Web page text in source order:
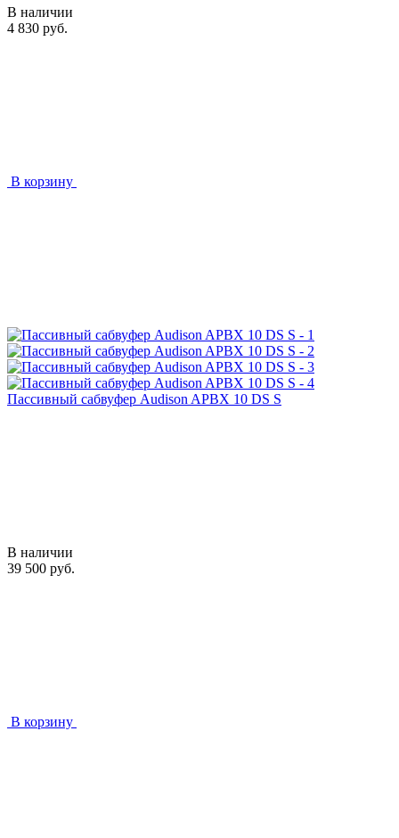
В наличии
4 830 руб.
В корзину
Пассивный сабвуфер Audison APBX 10 DS S
В наличии
39 500 руб.
В корзину